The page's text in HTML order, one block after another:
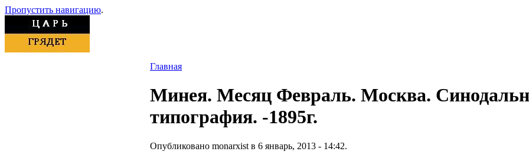
Пропустить навигацию.
Главная
Минея. Месяц Февраль. Москва.
типография. -1895г.
Опубликовано monarxist в 6 январь, 2013 - 14:42.